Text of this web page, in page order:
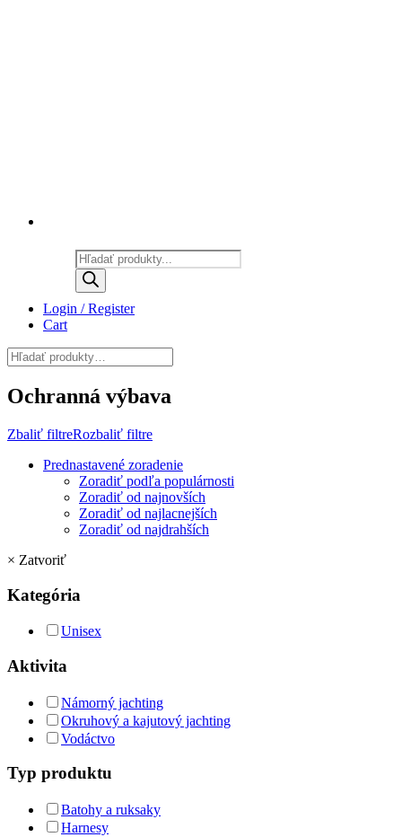
Products
search
Login / Register
Cart
Ochranná výbava
Zbaliť filtreRozbaliť filtre
Prednastavené zoradenie
Zoradiť podľa populárnosti
Zoradiť od najnovších
Zoradiť od najlacnejších
Zoradiť od najdrahších
× Zatvoriť
Kategória
Unisex
Aktivita
Námorný jachting
Okruhový a kajutový jachting
Vodáctvo
Typ produktu
Batohy a ruksaky
Harnesy